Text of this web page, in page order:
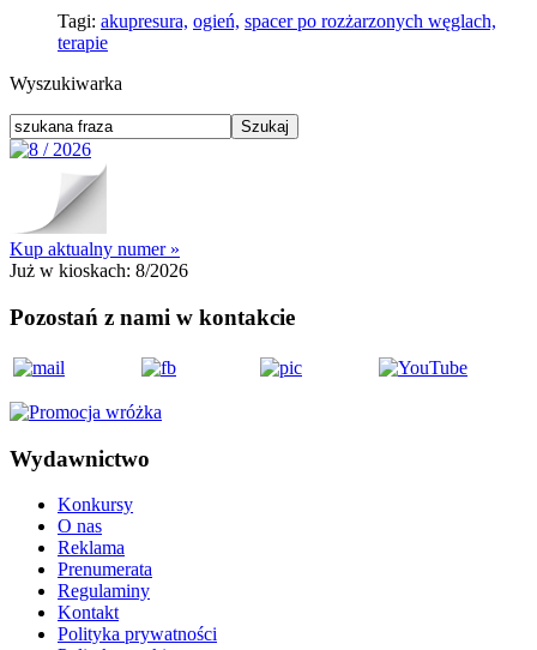
Tagi: akupresura, ogień, spacer po rozżarzonych węglach,
terapie
Wyszukiwarka
Kup aktualny numer »
Już w kioskach: 8/2026
Pozostań z nami w kontakcie
Wydawnictwo
Konkursy
O nas
Reklama
Prenumerata
Regulaminy
Kontakt
Polityka prywatności